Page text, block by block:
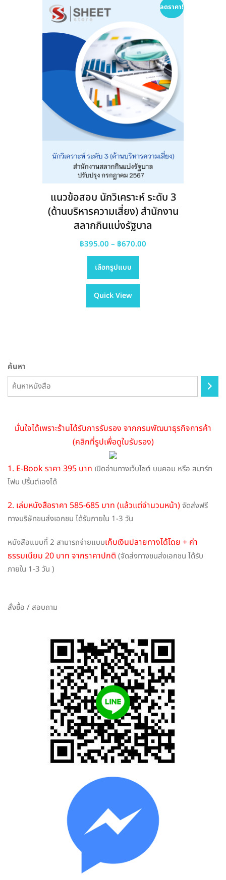
options
chosen
on
the
product
page
ลดราคา!
แนวข้อสอบ นักวิเคราะห์ ระดับ 3
(ด้านบริหารความเสี่ยง) สำนักงาน
สลากกินแบ่งรัฐบาล
฿395.00 – ฿670.00
เลือกรูปแบบ
This
has
variants.
chosen
the
page
Quick View
ค้นหา
มั่นใจได้เพราะร้านได้รับการรับรอง จากกรมพัฒนาธุรกิจการค้า
(คลิกที่รูปเพื่อดูใบรับรอง)
1. E-Book ราคา 395 บาท เปิดอ่านทางเว็บไซต์ บนคอม หรือ สมาร์ท
โฟน ปริ้นต์เองได้
2. เล่มหนังสือราคา 585-685 บาท (แล้วแต่จำนวนหน้า)จัดส่งฟรี
ทางบริษัทขนส่งเอกชน ได้รับภายใน 1-3 วัน
หนังสือแบบที่ 2 สามารถจ่ายแบบเก็บเงินปลายทางได้โดย + ค่า
ธรรมเนียม 20 บาท จากราคาปกติ (จัดส่งทางขนส่งเอกชน ได้รับ
ภายใน 1-3 วัน )
สั่งซื้อ / สอบถาม